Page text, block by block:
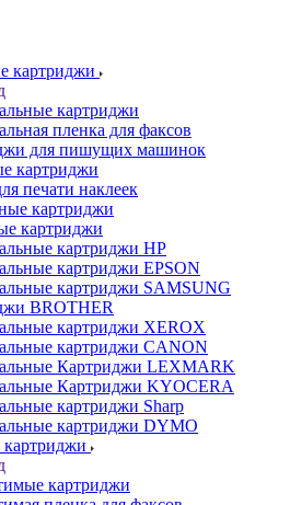
картриджи
картриджи
пленка для факсов
для пишущих машинок
картриджи
печати наклеек
картриджи
картриджи
картриджи HP
картриджи EPSON
картриджи SAMSUNG
BROTHER
картриджи XEROX
картриджи CANON
Картриджи LEXMARK
Картриджи KYOCERA
картриджи Sharp
картриджи DYMO
картриджи